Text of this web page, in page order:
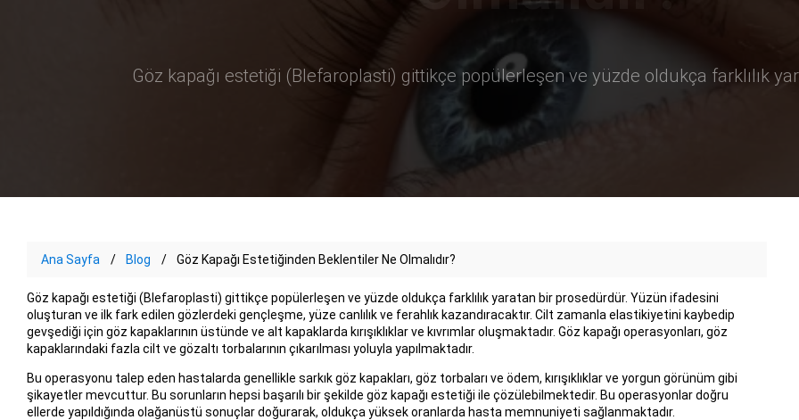
Göz kapağı estetiği (Blefaroplasti) gittikçe popülerleşen ve yüzde oldukça farklılık
Ana Sayfa Blog Göz Kapağı Estetiğinden Beklentiler Ne Olmalıdır?
Göz kapağı estetiği (Blefaroplasti) gittikçe popülerleşen ve yüzde oldukça farklılık yaratan bir prosedürdür. Yüzün ifadesini
oluşturan ve ilk fark edilen gözlerdeki gençleşme, yüze canlılık ve ferahlık kazandıracaktır. Cilt zamanla elastikiyetini kaybedip
gevşediği için göz kapaklarının üstünde ve alt kapaklarda kırışıklıklar ve kıvrımlar oluşmaktadır. Göz kapağı operasyonları, göz
kapaklarındaki fazla cilt ve gözaltı torbalarının çıkarılması yoluyla yapılmaktadır.
Bu operasyonu talep eden hastalarda genellikle sarkık göz kapakları, göz torbaları ve ödem, kırışıklıklar ve yorgun görünüm gibi
şikayetler mevcuttur. Bu sorunların hepsi başarılı bir şekilde göz kapağı estetiği ile çözülebilmektedir. Bu operasyonlar doğru
ellerde yapıldığında olağanüstü sonuçlar doğurarak, oldukça yüksek oranlarda hasta memnuniyeti sağlanmaktadır.